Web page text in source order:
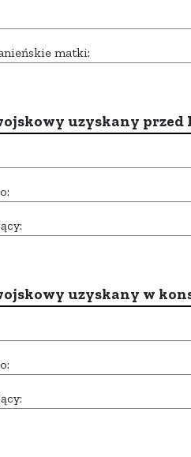
matki:
uzyskany przed
uzyskany w